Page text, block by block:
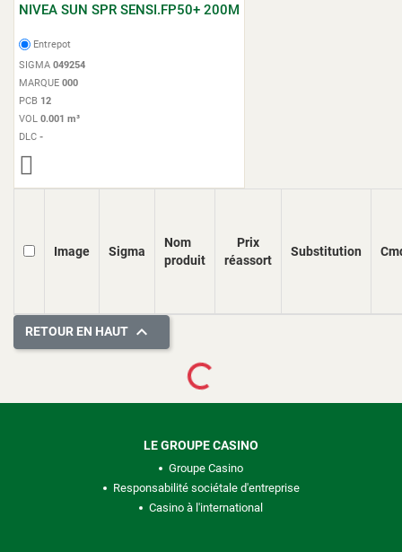
NIVEA SUN SPR SENSI.FP50+ 200M
Entrepot
SIGMA 049254
MARQUE 000
PCB 12
VOL 0.001 m³
DLC -
Image Sigma
Nom
produit
Prix
réassort
Substitution
RETOUR EN HAUT 
Loading...
LE GROUPE CASINO
Groupe Casino
Responsabilité sociétale d'entreprise
Casino à l'international